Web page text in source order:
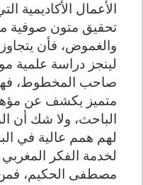
الأعمال الأكاديمية
تحقيق متون صوفية
والغموض، فأن
لينجز دراسة علمية
صاحب المخطوط،
متميز يكشف عن
الباحث، ولا شك أن
لهم همم عالية في
لخدمة الفكر المغربي
مصطفى الحكيم، فمن